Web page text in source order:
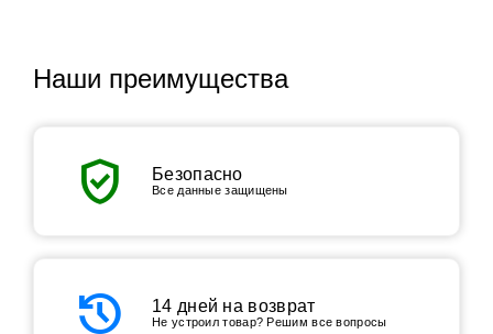
Наши преимущества
verified_user Безопасно
Все данные защищены
history 14 дней на возврат
Не устроил товар? Решим все вопросы